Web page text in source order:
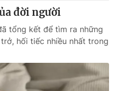
đời người
tổng kết để tìm ra những
hối tiếc nhiều nhất trong